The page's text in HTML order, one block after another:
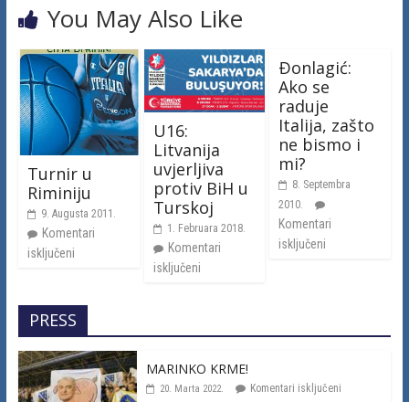
You May Also Like
Turnir u
Riminiju
9. Augusta 2011.
Komentari
isključeni
U16:
Litvanija
uvjerljiva
protiv BiH u
Turskoj
1. Februara 2018.
Komentari
isključeni
Ðonlagić:
Ako se
raduje
Italija, zašto
ne bismo i
mi?
8. Septembra
2010.
Komentari
isključeni
PRESS
MARINKO KRME!
20. Marta 2022. Komentari isključeni